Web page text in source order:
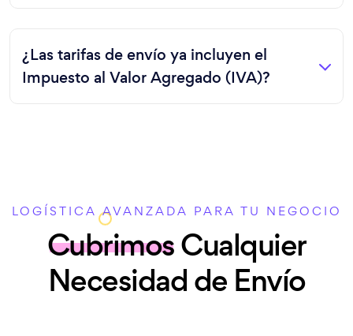
¿Las tarifas de envío ya incluyen el
Impuesto al Valor Agregado (IVA)?
LOGÍSTICA AVANZADA PARA TU NEGOCIO
CubrimosCualquier
Necesidad de Envío